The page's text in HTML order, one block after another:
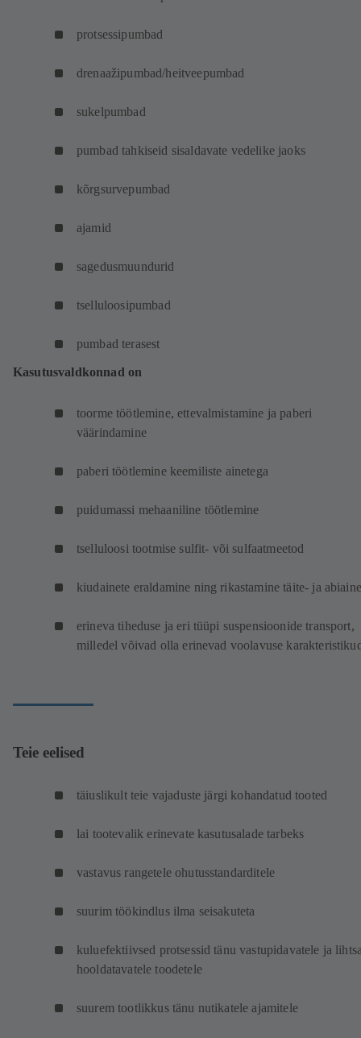
protsessipumbad
drenaažipumbad/heitveepumbad
sukelpumbad
pumbad tahkiseid sisaldavate vedelike jaoks
kõrgsurvepumbad
ajamid
sagedusmuundurid
tselluloosipumbad
pumbad terasest
Kasutusvaldkonnad on
toorme töötlemine, ettevalmistamine ja paberi
väärindamine
paberi töötlemine keemiliste ainetega
puidumassi mehaaniline töötlemine
tselluloosi tootmise sulfit- või sulfaatmeetod
kiudainete eraldamine ning rikastamine täite- ja
erineva tiheduse ja eri tüüpi suspensioonide transport,
milledel võivad olla erinevad voolavuse
Teie eelised
täiuslikult teie vajaduste järgi kohandatud tooted
lai tootevalik erinevate kasutusalade tarbeks
vastavus rangetele ohutusstandarditele
suurim töökindlus ilma seisakuteta
kuluefektiivsed protsessid tänu vastupidavatele ja
hooldatavatele toodetele
suurem tootlikkus tänu nutikatele ajamitele